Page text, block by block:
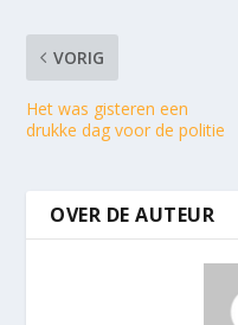
VORIG
Het was gisteren een
drukke dag voor de politie
OVER DE AUTEUR